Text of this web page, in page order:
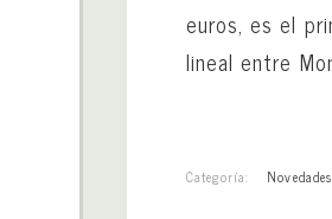
euros, es el
lineal entre
Categoría: Novedades